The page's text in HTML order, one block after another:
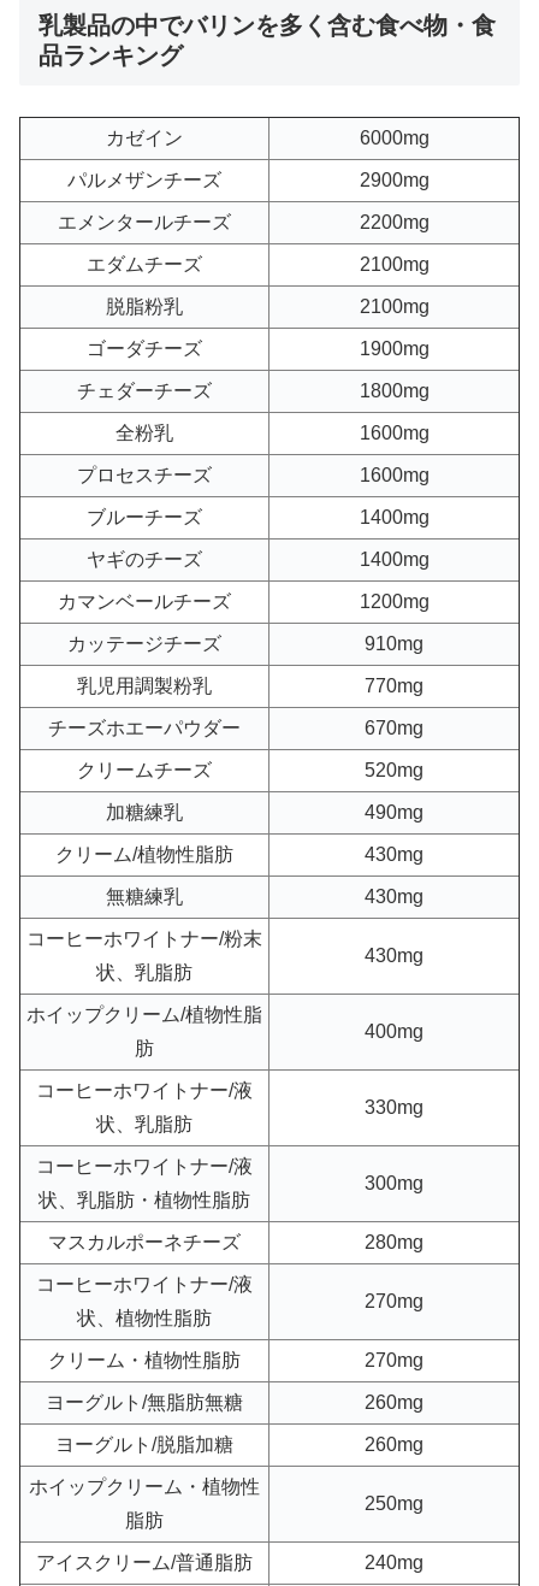
乳製品の中でバリンを多く含む食べ物・食
品ランキング
カゼイン 6000mg
パルメザンチーズ 2900mg
エメンタールチーズ 2200mg
エダムチーズ 2100mg
脱脂粉乳 2100mg
ゴーダチーズ 1900mg
チェダーチーズ 1800mg
全粉乳 1600mg
プロセスチーズ 1600mg
ブルーチーズ 1400mg
ヤギのチーズ 1400mg
カマンベールチーズ 1200mg
カッテージチーズ 910mg
乳児用調製粉乳 770mg
チーズホエーパウダー 670mg
クリームチーズ 520mg
加糖練乳 490mg
クリーム/植物性脂肪 430mg
無糖練乳 430mg
コーヒーホワイトナー/粉末
状、乳脂肪
430mg
ホイップクリーム/植物性脂
肪
400mg
コーヒーホワイトナー/液
状、乳脂肪
330mg
コーヒーホワイトナー/液
状、乳脂肪・植物性脂肪
300mg
マスカルポーネチーズ 280mg
コーヒーホワイトナー/液
状、植物性脂肪
270mg
クリーム・植物性脂肪 270mg
ヨーグルト/無脂肪無糖 260mg
ヨーグルト/脱脂加糖 260mg
ホイップクリーム・植物性
脂肪
250mg
アイスクリーム/普通脂肪 240mg